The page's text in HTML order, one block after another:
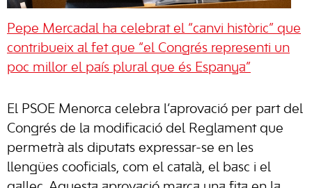
Pepe Mercadal ha celebrat el “canvi històric” que
contribueix al fet que “el Congrés representi un
poc millor el país plural que és Espanya”
El PSOE Menorca celebra l’aprovació per part del
Congrés de la modificació del Reglament que
permetrà als diputats expressar-se en les
llengües cooficials, com el català, el basc i el